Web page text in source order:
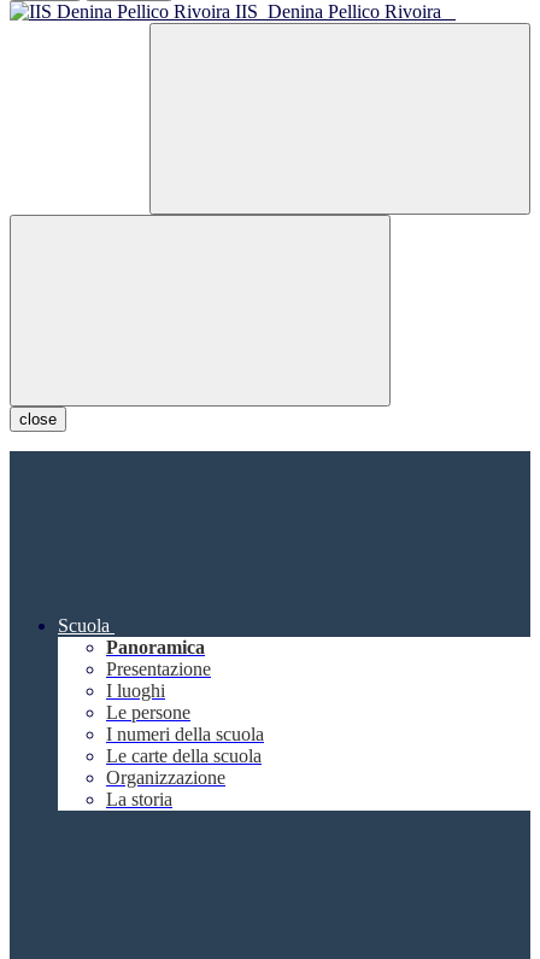
IIS Denina Pellico Rivoira
close
Scuola
Panoramica
Presentazione
I luoghi
Le persone
I numeri della scuola
Le carte della scuola
Organizzazione
La storia